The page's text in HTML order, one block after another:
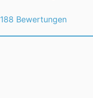
188 Bewertungen